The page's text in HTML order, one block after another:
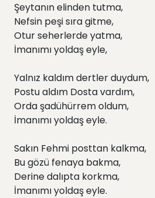
Şeytanın elinden tutma,
Nefsin peşi sıra gitme,
Otur seherlerde yatma,
İmanımı yoldaş eyle,
Yalnız kaldım dertler duydum,
Postu aldım Dosta vardım,
Orda şadühürrem oldum,
İmanımı yoldaş eyle.
Sakın Fehmi posttan kalkma,
Bu gözü fenaya bakma,
Derine dalıpta korkma,
İmanımı yoldaş eyle.